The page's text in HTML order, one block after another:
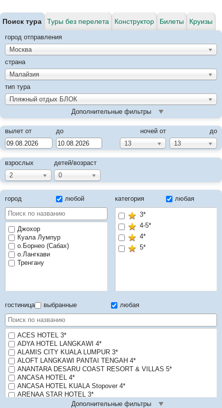
Поиск тура Туры без перелета Конструктор Билеты Круизы
город отправления
Москва
страна
Малайзия
тип тура
Пляжный отдых БЛОК
Дополнительные фильтры
вылет от
ночей от
13
до
до
13
взрослых
2
детей/возраст
0
город любой
Джохор
Куала Лумпур
о.Борнео (Сабах)
о.Лангкави
Тренгану
категория любая
3*
4-5*
4*
5*
гостиница выбранные любая
ACES HOTEL 3*
ADYA HOTEL LANGKAWI 4*
ALAMIS CITY KUALA LUMPUR 3*
ALOFT LANGKAWI PANTAI TENGAH 4*
ANANTARA DESARU COAST RESORT & VILLAS 5*
ANCASA HOTEL 4*
ANCASA HOTEL KUALA Stopover 4*
ARENAA STAR HOTEL 3*
ASCOTT KUALA LUMPUR 5*Дополнительные фильтры